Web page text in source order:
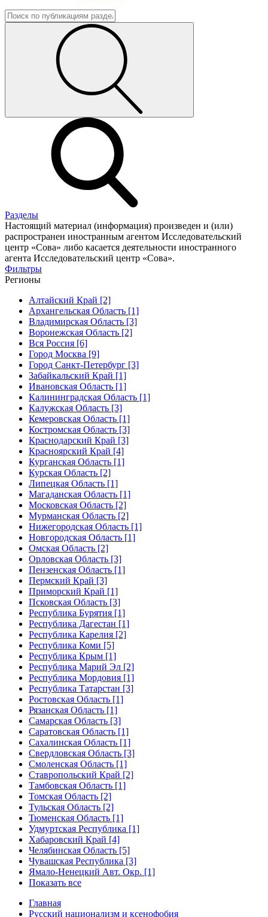
Разделы
Настоящий материал (информация) произведен и (или)
распространен иностранным агентом Исследовательский
центр «Сова» либо касается деятельности иностранного
агента Исследовательский центр «Сова».
Фильтры
Регионы
Алтайский Край [2]
Архангельская Область [1]
Владимирская Область [3]
Воронежская Область [2]
Вся Россия [6]
Город Москва [9]
Город Санкт-Петербург [3]
Забайкальский Край [1]
Ивановская Область [1]
Калининградская Область [1]
Калужская Область [3]
Кемеровская Область [1]
Костромская Область [3]
Краснодарский Край [3]
Красноярский Край [4]
Курганская Область [1]
Курская Область [2]
Липецкая Область [1]
Магаданская Область [1]
Московская Область [2]
Мурманская Область [2]
Нижегородская Область [1]
Новгородская Область [1]
Омская Область [2]
Орловская Область [3]
Пензенская Область [1]
Пермский Край [3]
Приморский Край [1]
Псковская Область [3]
Республика Бурятия [1]
Республика Дагестан [1]
Республика Карелия [2]
Республика Коми [5]
Республика Крым [1]
Республика Марий Эл [2]
Республика Мордовия [1]
Республика Татарстан [3]
Ростовская Область [1]
Рязанская Область [1]
Самарская Область [3]
Саратовская Область [1]
Сахалинская Область [1]
Свердловская Область [3]
Смоленская Область [1]
Ставропольский Край [2]
Тамбовская Область [1]
Томская Область [2]
Тульская Область [2]
Тюменская Область [1]
Удмуртская Республика [1]
Хабаровский Край [4]
Челябинская Область [5]
Чувашская Республика [3]
Ямало-Ненецкий Авт. Окр. [1]
Показать все
Главная
Русский национализм и ксенофобия